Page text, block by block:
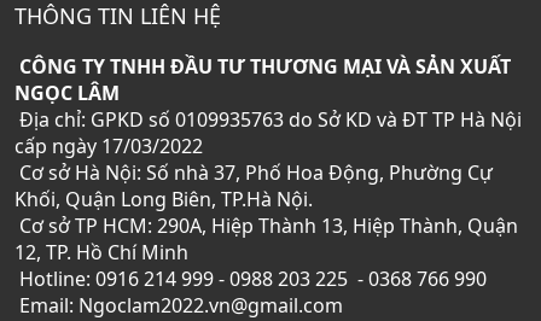
THÔNG TIN LIÊN HỆ
CÔNG TY TNHH ĐẦU TƯ THƯƠNG MẠI VÀ SẢN XUẤT
NGỌC LÂM
Địa chỉ: GPKD số 0109935763 do Sở KD và ĐT TP Hà Nội
cấp ngày 17/03/2022
Cơ sở Hà Nội: Số nhà 37, Phố Hoa Động, Phường Cự
Khối, Quận Long Biên, TP.Hà Nội.
Cơ sở TP HCM: 290A, Hiệp Thành 13, Hiệp Thành, Quận
12, TP. Hồ Chí Minh
Hotline: 0916 214 999 - 0988 203 225 - 0368 766 990
Email: Ngoclam2022.vn@gmail.com